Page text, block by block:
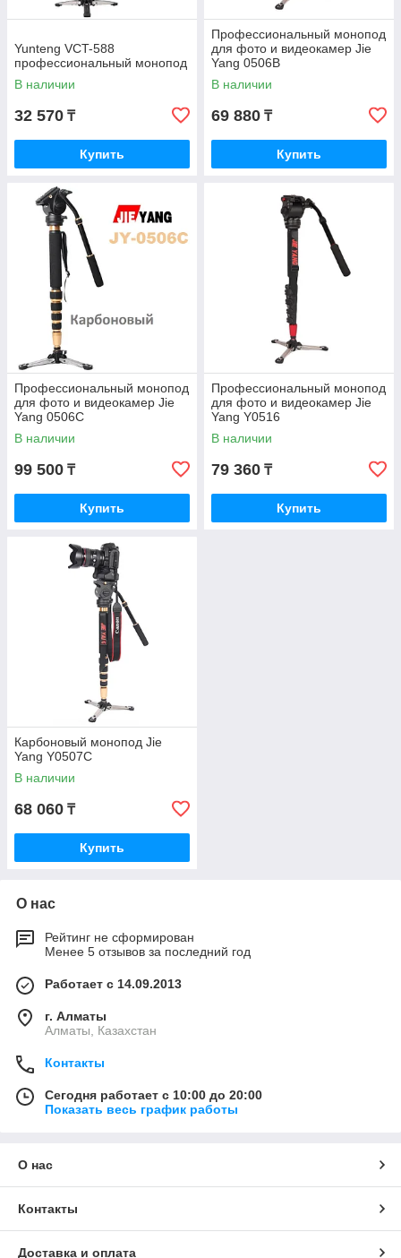
Yunteng VCT-588
профессиональный монопод
В наличии
32 570 ₸
Купить
Профессиональный монопод
для фото и видеокамер Jie
Yang 0506B
В наличии
69 880 ₸
Купить
Профессиональный монопод
для фото и видеокамер Jie
Yang 0506С
В наличии
99 500 ₸
Купить
Профессиональный монопод
для фото и видеокамер Jie
Yang Y0516
В наличии
79 360 ₸
Купить
Карбоновый монопод Jie
Yang Y0507C
В наличии
68 060 ₸
Купить
О нас
Рейтинг не сформирован
Менее 5 отзывов за последний год
Работает с 14.09.2013
г. Алматы
Алматы, Казахстан
Контакты
Сегодня работает с 10:00 до 20:00
Показать весь график работы
О нас
Контакты
Доставка и оплата